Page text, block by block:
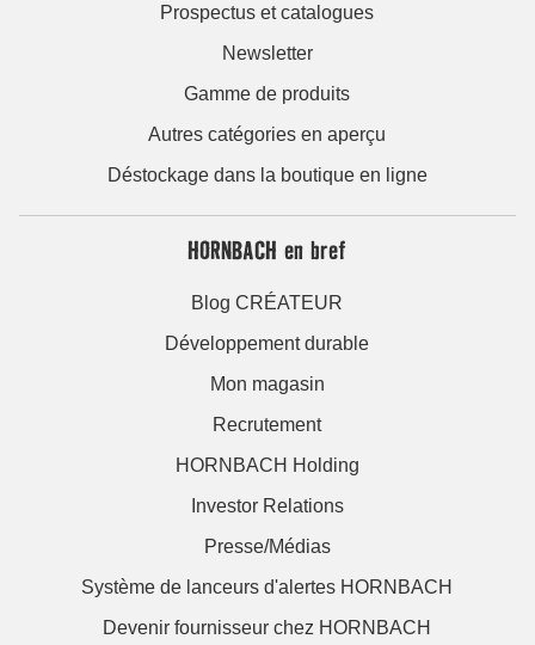
Prospectus et catalogues
Newsletter
Gamme de produits
Autres catégories en aperçu
Déstockage dans la boutique en ligne
HORNBACH en bref
Blog CRÉATEUR
Développement durable
Mon magasin
Recrutement
HORNBACH Holding
Investor Relations
Presse/Médias
Système de lanceurs d'alertes HORNBACH
Devenir fournisseur chez HORNBACH